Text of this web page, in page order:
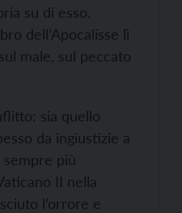
su di esso.
dell’Apocalisse lì
male, sul peccato
sia quello
da ingiustizie a
più
II nella
l’orrore e